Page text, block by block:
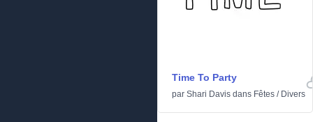
Time To Party
par Shari Davis dans Fêtes / Divers